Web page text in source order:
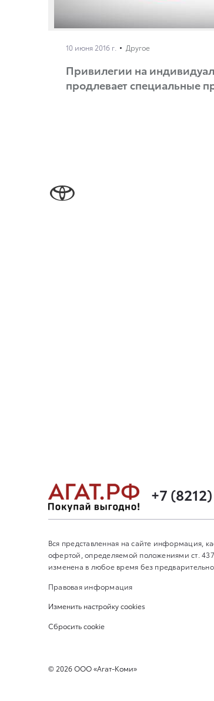
10 июня 2016 г. Другое
Привилегии на
продлевает специальные
+7
Вся представленная на сайте информация,
офертой, определяемой положениями ст.
изменена в любое время без
Правовая информация
Изменить настройку cookies
Сбросить cookie
© 2026ООО «Агат-Коми»